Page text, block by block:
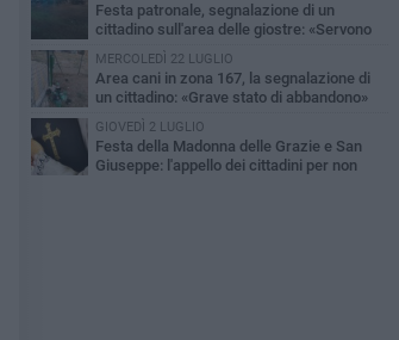
Festa patronale, segnalazione di un
cittadino sull'area delle giostre: «Servono
più controlli»
MERCOLEDÌ 22 LUGLIO
Area cani in zona 167, la segnalazione di
un cittadino: «Grave stato di abbandono»
GIOVEDÌ 2 LUGLIO
Festa della Madonna delle Grazie e San
Giuseppe: l'appello dei cittadini per non